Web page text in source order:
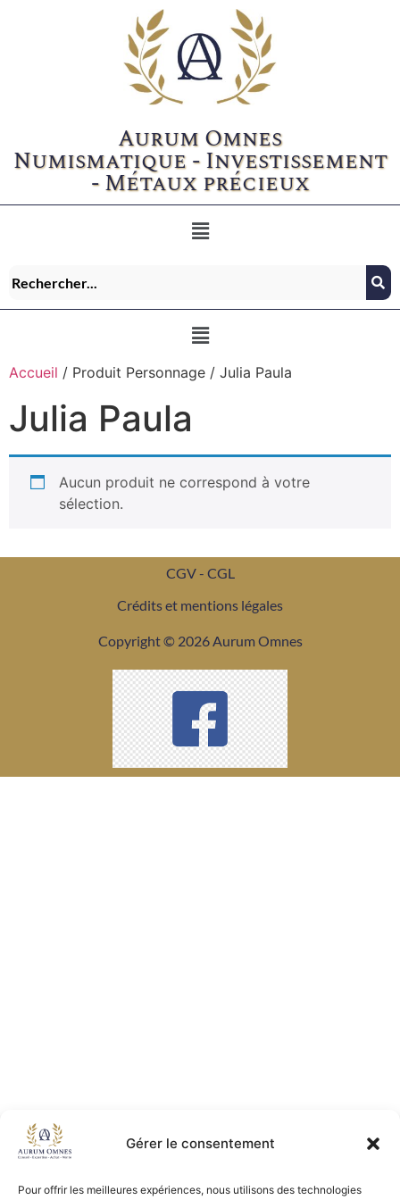
Gérer le consentement
Pour offrir les meilleures expériences, nous utilisons des technologies
Aurum Omnes
Numismatique - Investissement
- Métaux précieux
Accueil / Produit Personnage / Julia Paula
Julia Paula
Aucun produit ne correspond à votre
sélection.
CGV - CGL
Crédits et mentions légales
Copyright © 2026 Aurum Omnes